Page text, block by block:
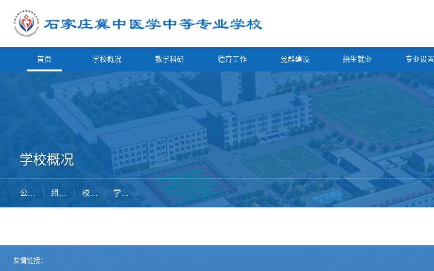
首页 学校概况 教学科研 德育工作 党群建设 招生就业 专业设置
学校概况
公司简介 组织机构 校务公开 学校位置
友情链接：